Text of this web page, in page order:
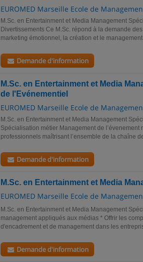
EUROMED Marseille Ecole de
M.Sc. en Entertainment et Media Management
Divertissements Ce M.Sc. répond à la demande
marketing émotionnel, la création et le
Demande d'information
M.Sc. en Entertainment et Media
de l'Evénementiel
EUROMED Marseille Ecole de
M.Sc. en Entertainment et Media Management
Spécialisation métier Management de
professionnels maîtrisant l’ensemble de la chaîne
Demande d'information
M.Sc. en Entertainment et Media
EUROMED Marseille Ecole de
M.Sc. en Entertainment et Media Management
management appliqués aux médias * Offrir les
d'encadrement et de management dans les
Demande d'information